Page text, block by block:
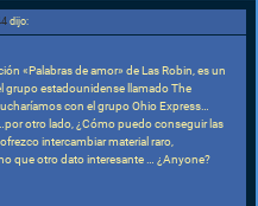
dijo:
«Palabras de amor» de Las Robin, es un
grupo estadounidense llamado The
con el grupo Ohio Express…
otro lado, ¿Cómo puedo conseguir las
intercambiar material raro,
que otro dato interesante … ¿Anyone?